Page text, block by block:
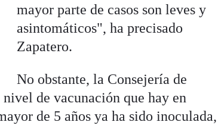
mayor parte de casos son leves y
asintomáticos", ha precisado
Zapatero.
No obstante, la Consejería de
de vacunación que hay en
de 5 años ya ha sido inoculada,